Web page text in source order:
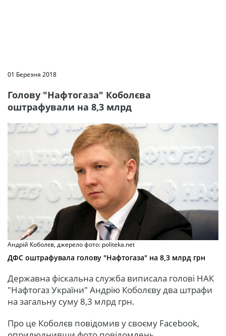
01 Березня 2018
Голову "Нафтогаза" Коболєва
оштрафували на 8,3 млрд
Андрій Коболєв, джерело фото: politeka.net
ДФС оштрафувала голову "Нафтогаза" на 8,3 млрд грн
Державна фіскальна служба виписала голові НАК
"Нафтогаз України" Андрію Коболєву два штрафи
на загальну суму 8,3 млрд грн.
Про це Коболєв повідомив у своєму Facebook,